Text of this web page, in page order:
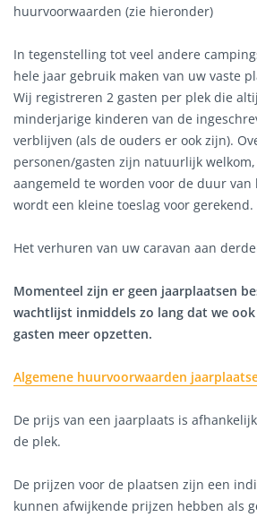
huurvoorwaarden (zie hieronder)
In tegenstelling tot veel andere
hele jaar gebruik maken van uw vaste
Wij registreren 2 gasten per plek die
minderjarige kinderen van de
verblijven (als de ouders er ook zijn).
personen/gasten zijn natuurlijk
aangemeld te worden voor de duur
wordt een kleine toeslag voor gerekend.
Het verhuren van uw caravan aan
Momenteel zijn er geen jaarplaatsen
wachtlijst inmiddels zo lang dat we
gasten meer opzetten.
Algemene huurvoorwaarden
De prijs van een jaarplaats is
de plek.
De prijzen voor de plaatsen zijn een
kunnen afwijkende prijzen hebben als